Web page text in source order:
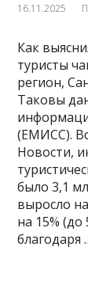
16.11.2025
Как
туристы
регион,
Таковы
(ЕМИСС).
Новости,
было 3,1
выросло
на 15% (до
благодаря